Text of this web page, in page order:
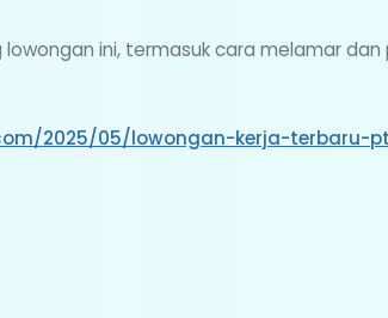
ini, termasuk cara melamar
2025/05/lowongan-kerja-terbaru-